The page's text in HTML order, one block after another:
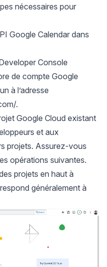
nécessaires pour
Google Calendar dans
Console
de compte Google
à l’adresse
.
Google Cloud existant
et aux
projets. Assurez-vous
opérations suivantes.
projets en haut à
généralement à